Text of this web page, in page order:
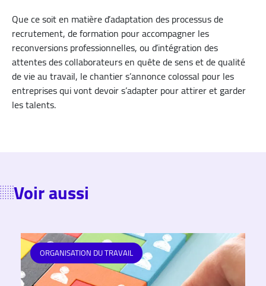
Que ce soit en matière d’adaptation des processus de
recrutement, de formation pour accompagner les
reconversions professionnelles, ou d’intégration des
attentes des collaborateurs en quête de sens et de qualité
de vie au travail, le chantier s’annonce colossal pour les
entreprises qui vont devoir s’adapter pour attirer et garder
les talents.
Voir aussi
ORGANISATION DU TRAVAIL